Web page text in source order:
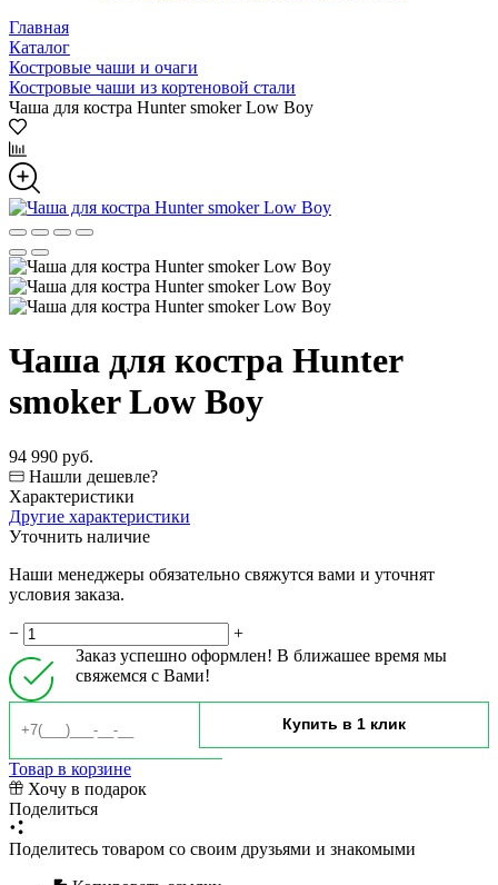
Главная
Каталог
Костровые чаши и очаги
Костровые чаши из кортеновой стали
Чаша для костра Hunter smoker Low Boy
Чаша для костра Hunter
smoker Low Boy
94 990 руб.
Нашли дешевле?
Характеристики
Другие характеристики
Уточнить наличие
Наши менеджеры обязательно свяжутся вами и уточнят
условия заказа.
−
+
Заказ успешно оформлен! В ближашее время мы
свяжемся с Вами!
Товар в корзине
Хочу в подарок
Поделиться
Поделитесь товаром со своим друзьями и знакомыми